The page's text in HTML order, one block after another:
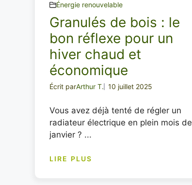
Énergie renouvelable
Granulés de bois : le
bon réflexe pour un
hiver chaud et
économique
Écrit parArthur T. 10 juillet 2025
Vous avez déjà tenté de régler un
radiateur électrique en plein mois de
janvier ? ...
LIRE PLUS